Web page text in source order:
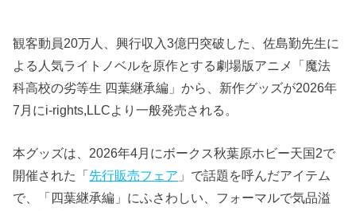
観客動員20万人、興行収入3億円突破した、佐島勤先生に
よる人気ライトノベルを原作とする劇場版アニメ「魔法
科高校の劣等生 四葉継承編」から、新作グッズが2026年
7月にi-rights,LLCより一般発売される。
本グッズは、2026年4月にボークス秋葉原ホビー天国2で
開催された「先行販売フェア 」で話題を呼んだアイテム
で、「四葉継承編」にふさわしい、フォーマルで気品溢